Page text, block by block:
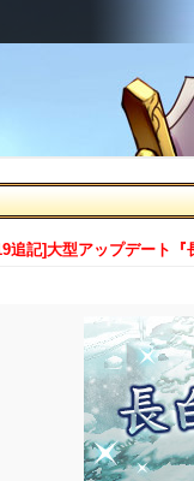
追記]大型アップデート『